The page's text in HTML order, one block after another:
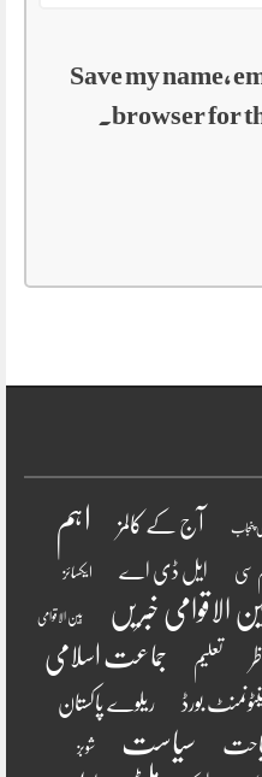
Save my name,
browser for
پنجاب آج کے کالمز
اہم
سی ایل ڈی اے ایکسائز
الاقوامی خبریں بین الاقوامی
تعلیم
جماعت اسلامی
بورڈ ریلوے پاکستان
سیاست شوبز